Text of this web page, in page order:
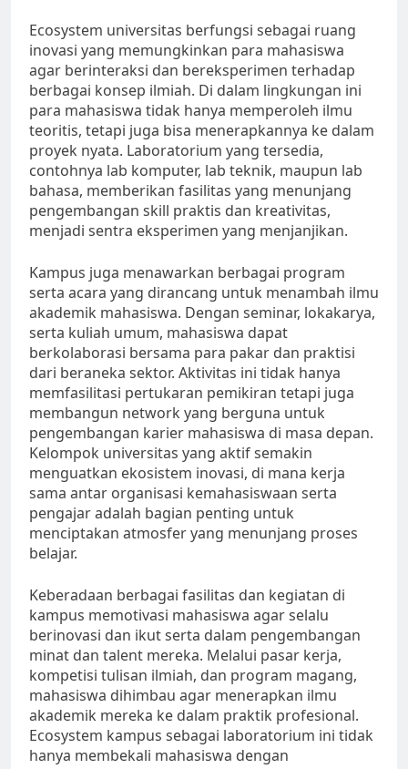
Ecosystem universitas berfungsi sebagai ruang
inovasi yang memungkinkan para mahasiswa
agar berinteraksi dan bereksperimen terhadap
berbagai konsep ilmiah. Di dalam lingkungan ini
para mahasiswa tidak hanya memperoleh ilmu
teoritis, tetapi juga bisa menerapkannya ke dalam
proyek nyata. Laboratorium yang tersedia,
contohnya lab komputer, lab teknik, maupun lab
bahasa, memberikan fasilitas yang menunjang
pengembangan skill praktis dan kreativitas,
menjadi sentra eksperimen yang menjanjikan.
Kampus juga menawarkan berbagai program
serta acara yang dirancang untuk menambah ilmu
akademik mahasiswa. Dengan seminar, lokakarya,
serta kuliah umum, mahasiswa dapat
berkolaborasi bersama para pakar dan praktisi
dari beraneka sektor. Aktivitas ini tidak hanya
memfasilitasi pertukaran pemikiran tetapi juga
membangun network yang berguna untuk
pengembangan karier mahasiswa di masa depan.
Kelompok universitas yang aktif semakin
menguatkan ekosistem inovasi, di mana kerja
sama antar organisasi kemahasiswaan serta
pengajar adalah bagian penting untuk
menciptakan atmosfer yang menunjang proses
belajar.
Keberadaan berbagai fasilitas dan kegiatan di
kampus memotivasi mahasiswa agar selalu
berinovasi dan ikut serta dalam pengembangan
minat dan talent mereka. Melalui pasar kerja,
kompetisi tulisan ilmiah, dan program magang,
mahasiswa dihimbau agar menerapkan ilmu
akademik mereka ke dalam praktik profesional.
Ecosystem kampus sebagai laboratorium ini tidak
hanya membekali mahasiswa dengan